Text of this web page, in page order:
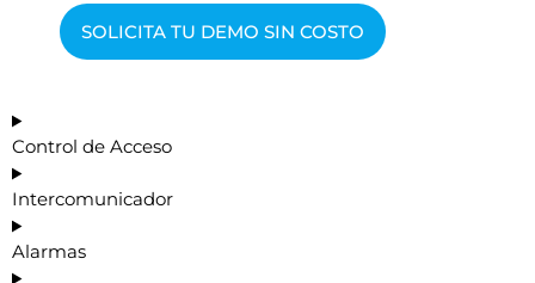
SOLICITA TU DEMO SIN COSTO
Control de Acceso
Intercomunicador
Alarmas